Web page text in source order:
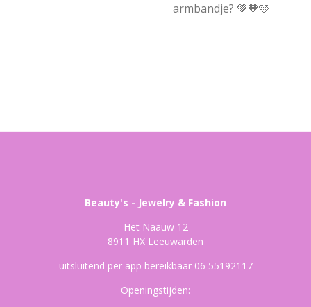
armbandje? 💚🧡🩷
Beauty's - Jewelry & Fashion
Het Naauw 12
8911 HX Leeuwarden
uitsluitend per app bereikbaar 06 55192117
Openingstijden: